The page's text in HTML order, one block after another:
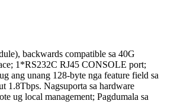
backwards compatible sa 40G
1*RS232C RJ45 CONSOLE port;
ang unang 128-byte nga feature field sa
1.8Tbps. Nagsuporta sa hardware
ug local management; Pagdumala sa